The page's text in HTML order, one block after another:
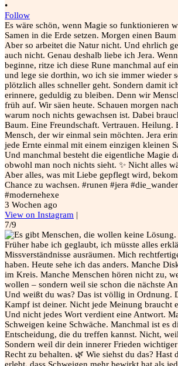
•
Follow
Es wäre schön, wenn Magie so funktionieren
Samen in die Erde setzen. Morgen einen
Aber so arbeitet die Natur nicht. Und ehrlich
auch nicht. Genau deshalb liebe ich Jera.
beginne, ritze ich diese Rune manchmal auf
und lege sie dorthin, wo ich sie immer wieder
plötzlich alles schneller geht. Sondern damit
erinnere, geduldig zu bleiben. Denn wir
früh auf. Wir säen heute. Schauen morgen
warum noch nichts gewachsen ist. Dabei
Baum. Eine Freundschaft. Vertrauen. Heilung.
Mensch, der wir einmal sein möchten. Jera
jede Ernte einmal mit einem einzigen kleinen
Und manchmal besteht die eigentliche Magie
obwohl man noch nichts sieht. ✨ Nicht alles
Aber alles, was mit Liebe gepflegt wird,
Chance zu wachsen. #runen #jera
#modernehexe
3 Wochen ago
View on Instagram |
7/9